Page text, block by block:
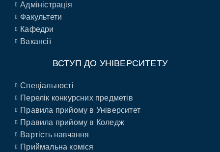
Адміністрація
Факультети
Кафедри
Вакансії
ВСТУП ДО УНІВЕРСИТЕТУ
Спеціальності
Перелік конкурсних предметів
Правила прийому в Університет
Правила прийому в Коледж
Вартість навчання
Приймальна коміся